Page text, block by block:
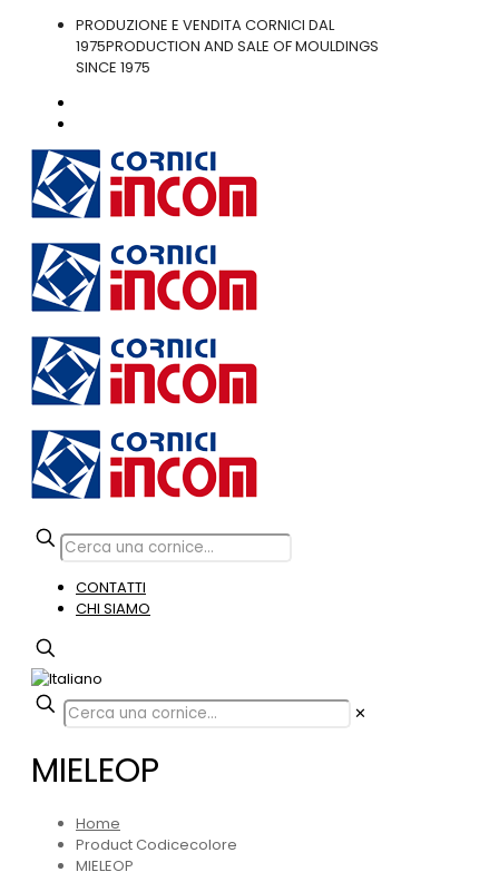
PRODUZIONE E VENDITA CORNICI DAL
1975PRODUCTION AND SALE OF MOULDINGS
SINCE 1975
CONTATTI
CHI SIAMO
✕
MIELEOP
Home
Product Codicecolore
MIELEOP